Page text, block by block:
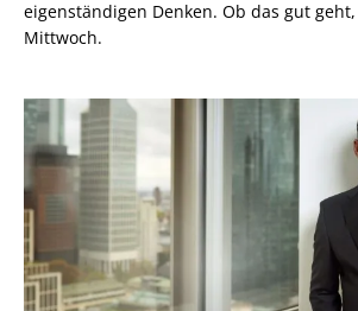
eigenständigen Denken. Ob das gut
Mittwoch.